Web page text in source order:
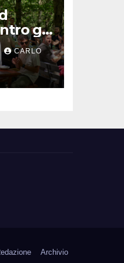
gli
per
CARLO
Archivio